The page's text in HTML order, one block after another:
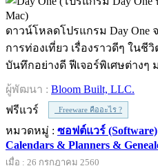
ดาวน์โหลดโปรแกรม Day One
การท่องเที่ยว เรื่องราวดีๆ ในชี
บันทึกอย่างดี ฟีเจอร์พิเศษต่างๆ
ผู้พัฒนา : Bloom Built, LLC.
ฟรีแวร์
Freeware คืออะไร ?
หมวดหมู่ : ซอฟต์แวร์ (Software)
Calendars & Planners &
เมื่อ : 26 กรกฎาคม 2560